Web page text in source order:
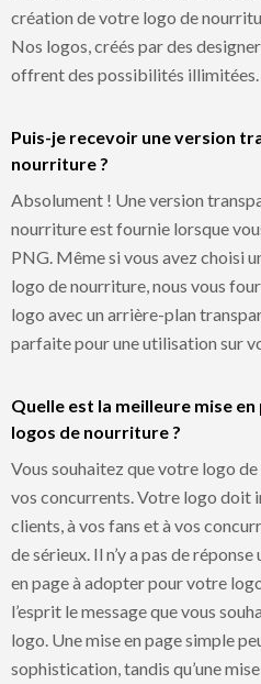
création de votre logo de
Nos logos, créés par des
offrent des possibilités illimitées.
Puis-je recevoir une version
nourriture ?
Absolument ! Une version
nourriture est fournie lorsque
PNG. Même si vous avez choisi
logo de nourriture, nous vous
logo avec un arrière-plan
parfaite pour une utilisation sur
Quelle est la meilleure mise
logos de nourriture ?
Vous souhaitez que votre logo
vos concurrents. Votre logo doit
clients, à vos fans et à vos
de sérieux. Il n’y a pas de
en page à adopter pour votre
l’esprit le message que vous
logo. Une mise en page simple
sophistication, tandis qu’une